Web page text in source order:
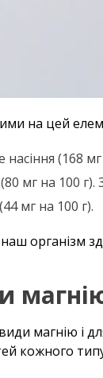
на цей
насіння (168
мг на 100
мг на 100 г).
організм
магнію і
кожного